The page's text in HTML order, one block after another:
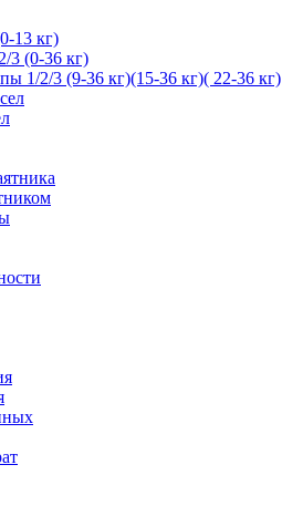
13 кг)
3 (0-36 кг)
1/2/3 (9-36 кг)(15-36 кг)( 22-36 кг)